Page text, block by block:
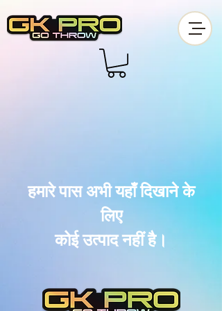
हमारे पास अभी यहाँ दिखाने के
लिए
कोई उत्पाद नहीं है।